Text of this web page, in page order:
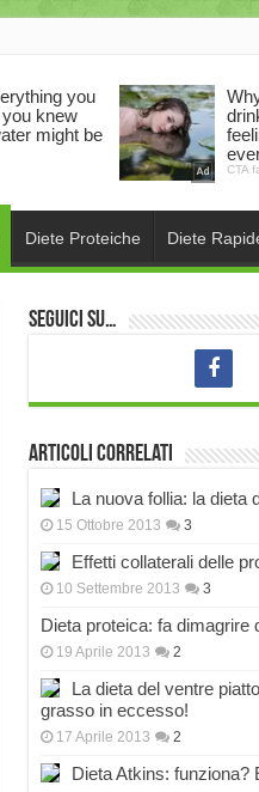
Diete Proteiche Diete
Seguici su…
Articoli correlati
La nuova follia: la dieta
15 Ottobre 2013 3
Effetti collaterali delle
10 Settembre 2013 3
Dieta proteica: fa dimagrire
19 Aprile 2013 2
La dieta del ventre
grasso in eccesso!
17 Aprile 2013 2
Dieta Atkins: funziona?